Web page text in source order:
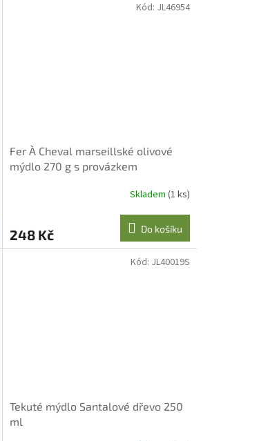
Fer À Cheval marseillské olivové
mýdlo 270 g s provázkem
Skladem (1 ks)
248 Kč Do košíku
Kód: JL46954
Tekuté mýdlo Santalové dřevo 250
ml
Kód: JL40019S